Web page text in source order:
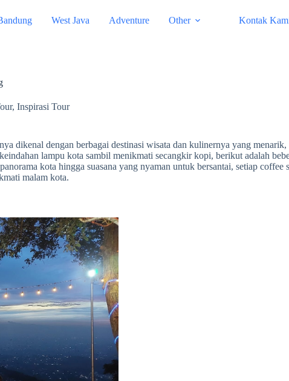
West Java Adventure Other Kontak
, Inspirasi Tour
dikenal dengan berbagai destinasi wisata dan kulinernya yang
lampu kota sambil menikmati secangkir kopi, berikut adalah
kota hingga suasana yang nyaman untuk bersantai, setiap
malam kota.